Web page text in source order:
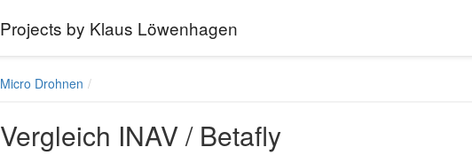
Projects by Klaus Löwenhagen
Micro Drohnen
Vergleich INAV / Betafly